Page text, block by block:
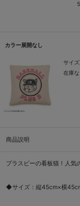
カラー展開なし
サイ
在庫な
商品説明
プラスビーの看板猫！人気
◆サイズ：縦45cm×横